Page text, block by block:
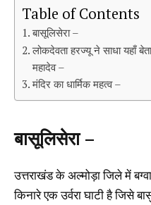
Table of Contents
बासूलिसेरा –
लोकदेवता हरज्यू ने साधा यहाँ
महादेव –
मंदिर का धार्मिक महत्व –
बासूलिसेरा –
उत्तराखंड के अल्मोड़ा जिले में
किनारे एक उर्वरा घाटी है जिसे